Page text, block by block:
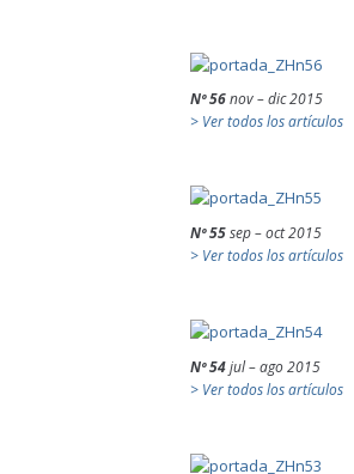
Nº 56nov – dic 2015
> Ver todos los artículos
Nº 55sep – oct 2015
> Ver todos los artículos
Nº 54jul – ago 2015
> Ver todos los artículos